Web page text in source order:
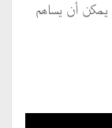
يمكن أن يساهم